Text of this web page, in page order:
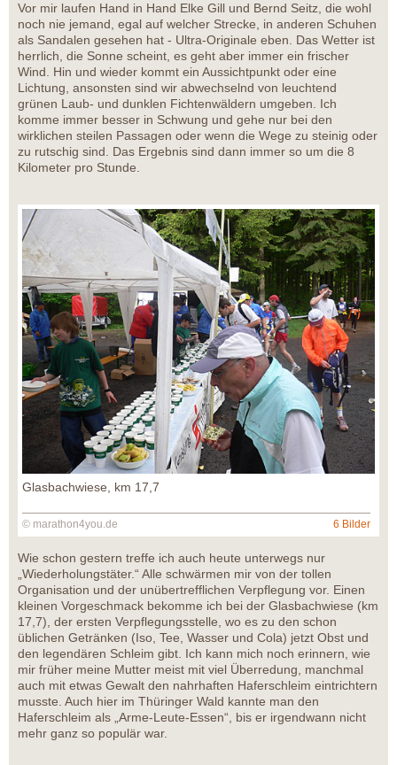
Vor mir laufen Hand in Hand Elke Gill und Bernd Seitz, die wohl
noch nie jemand, egal auf welcher Strecke, in anderen Schuhen
als Sandalen gesehen hat - Ultra-Originale eben. Das Wetter ist
herrlich, die Sonne scheint, es geht aber immer ein frischer
Wind. Hin und wieder kommt ein Aussichtpunkt oder eine
Lichtung, ansonsten sind wir abwechselnd von leuchtend
grünen Laub- und dunklen Fichtenwäldern umgeben. Ich
komme immer besser in Schwung und gehe nur bei den
wirklichen steilen Passagen oder wenn die Wege zu steinig oder
zu rutschig sind. Das Ergebnis sind dann immer so um die 8
Kilometer pro Stunde.
Glasbachwiese, km 17,7
© marathon4you.de 6 Bilder
Wie schon gestern treffe ich auch heute unterwegs nur
„Wiederholungstäter.“ Alle schwärmen mir von der tollen
Organisation und der unübertrefflichen Verpflegung vor. Einen
kleinen Vorgeschmack bekomme ich bei der Glasbachwiese (km
17,7), der ersten Verpflegungsstelle, wo es zu den schon
üblichen Getränken (Iso, Tee, Wasser und Cola) jetzt Obst und
den legendären Schleim gibt. Ich kann mich noch erinnern, wie
mir früher meine Mutter meist mit viel Überredung, manchmal
auch mit etwas Gewalt den nahrhaften Haferschleim eintrichtern
musste. Auch hier im Thüringer Wald kannte man den
Haferschleim als „Arme-Leute-Essen“, bis er irgendwann nicht
mehr ganz so populär war.